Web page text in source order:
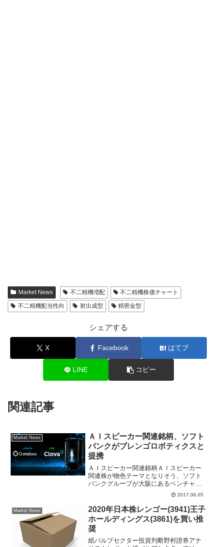
Market News 不二精機増配
不二精機株価チャート
不二精機配当性向
射出成型 精密金型
シェアする
X Facebook はてブ
LINE コピー
関連記事
Market News
ＡＩスピーカー関連銘柄、ソフト
バンクがブレンゴロボティクスと
提携
ＡＩスピーカー関連銘柄ＡＩスピーカー
関連株が物色テーマとなりそう、ソフト
バンクグループが大阪にあるベンチャー
企業ブレンゴロボティクスと、人工知能
ＡＩで連動するＡＩスピーカーで提携す
ると報じられた。ＩｏＴ、ＡＩ市場への
成長性が高いと株式市場で...
2017.06.05
Market News
2020年日本株レンゴー(3941)王子
ホールディングス(3861)を買い推
奨
紙パルプセクター投資判断野村證券アナ